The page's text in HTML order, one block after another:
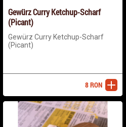
Gewürz Curry Ketchup-Scharf
(Picant)
Gewürz Curry Ketchup-Scharf
(Picant)
adaugă
8RON